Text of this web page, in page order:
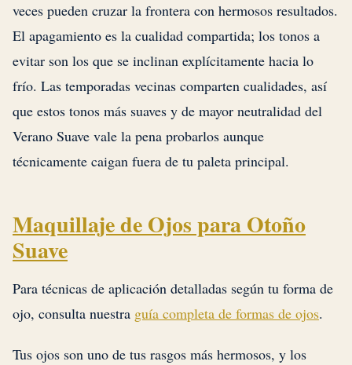
veces pueden cruzar la frontera con hermosos resultados.
El apagamiento es la cualidad compartida; los tonos a
evitar son los que se inclinan explícitamente hacia lo
frío. Las temporadas vecinas comparten cualidades, así
que estos tonos más suaves y de mayor neutralidad del
Verano Suave vale la pena probarlos aunque
técnicamente caigan fuera de tu paleta principal.
Maquillaje de Ojos para Otoño
Suave
Para técnicas de aplicación detalladas según tu forma de
ojo, consulta nuestra guía completa de formas de ojos.
Tus ojos son uno de tus rasgos más hermosos, y los